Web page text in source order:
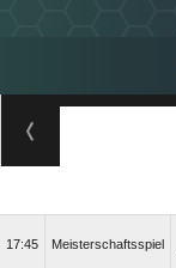
17:45 Meisterschaftsspiel